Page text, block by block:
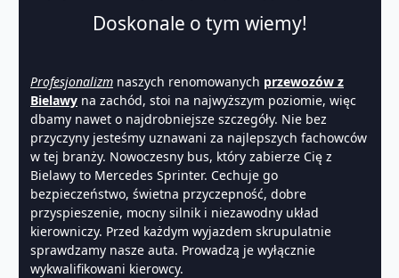
Doskonale o tym wiemy!
Profesjonalizm naszych renomowanych przewozów z
Bielawy na zachód, stoi na najwyższym poziomie, więc
dbamy nawet o najdrobniejsze szczegóły. Nie bez
przyczyny jesteśmy uznawani za najlepszych fachowców
w tej branży. Nowoczesny bus, który zabierze Cię z
Bielawy to Mercedes Sprinter. Cechuje go
bezpieczeństwo, świetna przyczepność, dobre
przyspieszenie, mocny silnik i niezawodny układ
kierowniczy. Przed każdym wyjazdem skrupulatnie
sprawdzamy nasze auta. Prowadzą je wyłącznie
wykwalifikowani kierowcy.